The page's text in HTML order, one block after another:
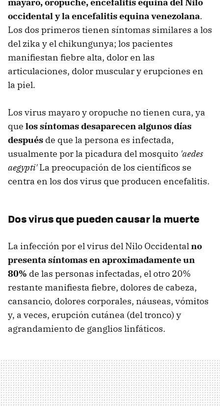
occidental y la encefalitis equina venezolana.
Los dos primeros tienen síntomas similares a los
del zika y el chikungunya; los pacientes
manifiestan fiebre alta, dolor en las
articulaciones, dolor muscular y erupciones en
la piel.
Los virus mayaro y oropuche no tienen cura, ya
que los síntomas desaparecen algunos días
después de que la persona es infectada,
usualmente por la picadura del mosquito 'aedes
aegypti'La preocupación de los científicos se
centra en los dos virus que producen encefalitis.
Dos virus que pueden causar la muerte
La infección por el virus del Nilo Occidentalno
presenta síntomas en aproximadamente un
80% de las personas infectadas, el otro 20%
restante manifiesta fiebre, dolores de cabeza,
cansancio, dolores corporales, náuseas, vómitos
y, a veces, erupción cutánea (del tronco) y
agrandamiento de ganglios linfáticos.